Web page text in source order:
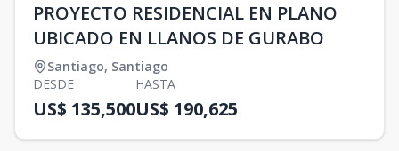
PROYECTO RESIDENCIAL EN PLANO
UBICADO EN LLANOS DE GURABO
Santiago, Santiago
DESDE
US$ 135,500
HASTA
US$ 190,625